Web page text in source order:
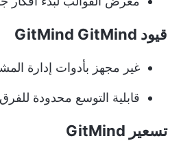
قيود GitMind GitMind
غير مجهز بأدوات إدارة
قابلية التوسع محدودة للفرق
تسعير GitMind